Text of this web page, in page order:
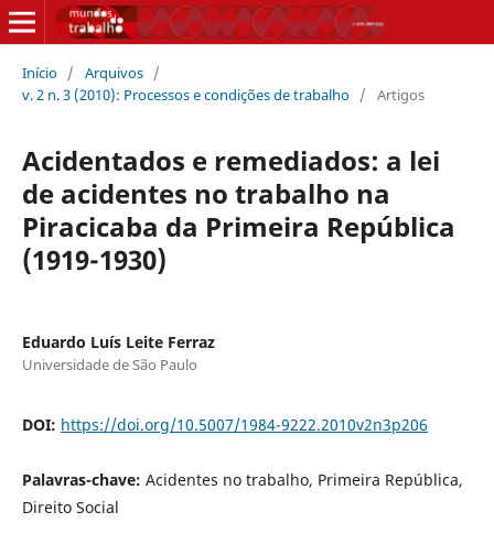
Início / Arquivos /
v. 2 n. 3 (2010): Processos e condições de trabalho / Artigos
Acidentados e remediados: a lei
de acidentes no trabalho na
Piracicaba da Primeira República
(1919-1930)
Eduardo Luís Leite Ferraz
Universidade de São Paulo
DOI: https://doi.org/10.5007/1984-9222.2010v2n3p206
Palavras-chave: Acidentes no trabalho, Primeira República,
Direito Social